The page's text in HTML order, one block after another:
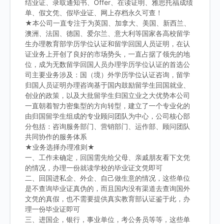
结业证、录取通知书、Offer、在读证明、雅思托福成绩
单、假文凭、假毕业证、网上存档永久可查！
★本公司一直专注于为英国、加拿大、美国、新西兰、
澳洲、法国、德国、爱尔兰、意大利等国家各高校留学
生办理教育部学历学位认证和留学回国人员证明，在认
证业务上开创了良好的市场势头，一直占据了领先的地
位，成为无数留学回国人员办理学历学位认证的首选公
司主要业务涉及：国（境）外学历学位认证咨询，留学
归国人员证明办理咨询基于国内鼓励留学生回国就业、
创业的政策，以及大批留学生归国立业之大优势本公司
一直朝着智力密集型的方向转型，建立了一个专业化的
由归国留学生组成的专业顾问团队为中心，公司核心部
分包括：咨询服务部门、营销部门、运作部、顾问团队
共同协作的服务体系
★业务选择办理准则★
一、工作未确定，回国需先给父母、亲戚朋友看下文凭
的情况，办理一份就读学校的毕业证文凭即可
二、回国进私企、外企、自己做生意的情况，这些单位
是不查询毕业证真伪的，而且国内没有渠道去查询国外
文凭的真假，也不需要提供真实教育部认证鉴于此，办
理一份毕业证即可
三、进国企，银行，事业单位，考公务员等等，这些单